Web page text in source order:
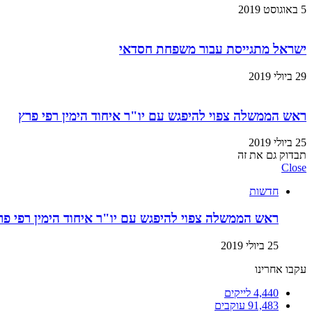
5 באוגוסט 2019
ישראל מתגייסת עבור משפחת חסדאי
29 ביולי 2019
ראש הממשלה צפוי להיפגש עם יו"ר איחוד הימין רפי פרץ
25 ביולי 2019
תבדוק גם את זה
Close
חדשות
ראש הממשלה צפוי להיפגש עם יו"ר איחוד הימין רפי
25 ביולי 2019
עקבו אחרינו
4,440 לייקים
91,483 עוקבים